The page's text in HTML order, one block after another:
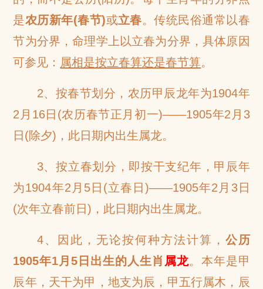
是农历新年(春节)或立春。传统民俗通常以春
节为分界，命理学上以立春为分界，具体原因
可参见： 属相是按立春算还是春节算。
2、按春节划分，农历甲辰龙年为1904年
2月16日(农历春节正月初一)——1905年2月3
日(除夕)，此日期内出生属龙。
3、按立春划分，即按干支纪年，甲辰年
为1904年2月5日(立春日)——1905年2月3日
(次年立春前日)，此日期内出生属龙。
4、因此，无论按何种方法计算， 公历
1905年1月5日出生的人生肖 属龙。本年是甲
辰年，天干为甲，地支为辰，甲五行属木，辰